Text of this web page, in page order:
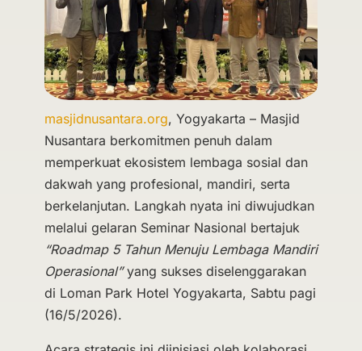
masjidnusantara.org, Yogyakarta – Masjid
Nusantara berkomitmen penuh dalam
memperkuat ekosistem lembaga sosial dan
dakwah yang profesional, mandiri, serta
berkelanjutan. Langkah nyata ini diwujudkan
melalui gelaran Seminar Nasional bertajuk
“Roadmap 5 Tahun Menuju Lembaga Mandiri
Operasional”yang sukses diselenggarakan
di Loman Park Hotel Yogyakarta, Sabtu pagi
(16/5/2026).